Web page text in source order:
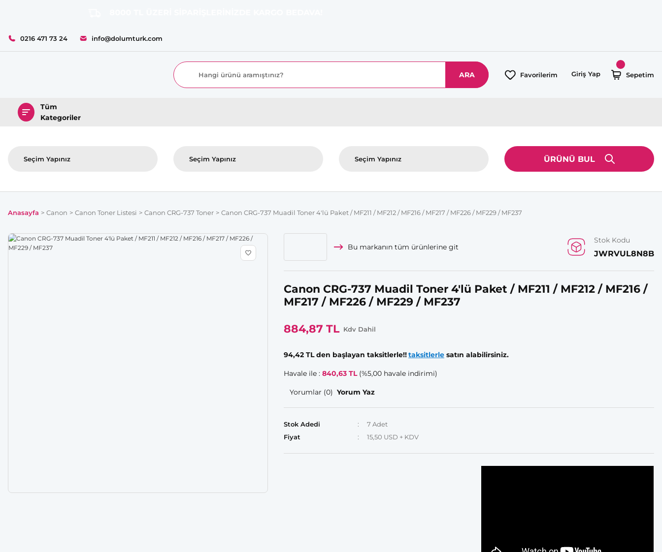
0216 471 73 24 info@dolumturk.com
ARA Favorilerim Giriş Yap Sepetim
Tüm
Kategoriler
ÜRÜNÜ BUL
Anasayfa Canon Canon Toner Listesi Canon CRG-737 Toner Canon CRG-737 Muadil Toner 4'lü Paket / MF211 / MF212 / MF216 / MF217 / MF226 / MF229 / MF237
Bu markanın tüm ürünlerine git
Stok Kodu
JWRVUL8N8B
Canon CRG-737 Muadil Toner 4'lü Paket / MF211 / MF212 / MF216 /
MF217 / MF226 / MF229 / MF237
884,87 TL Kdv Dahil
94,42 TL den başlayan taksitlerle!!taksitlerle satın alabilirsiniz.
Havale ile : 840,63 TL(%5,00 havale indirimi)
Yorumlar (0) Yorum Yaz
Stok Adedi
7 Adet
Fiyat
15,50 USD + KDV